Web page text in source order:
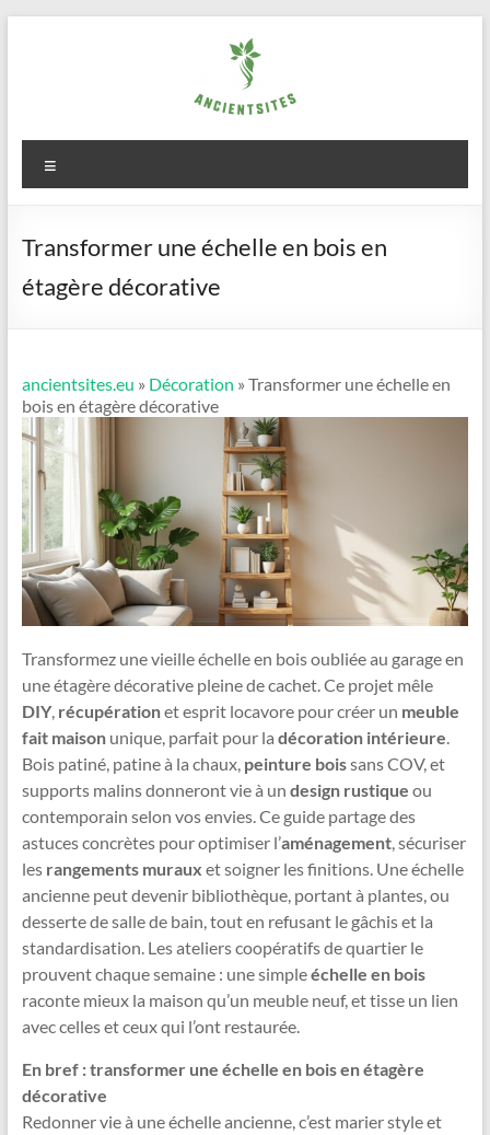
ancientsites.eu
Transformer une échelle en bois en
étagère décorative
ancientsites.eu » Décoration » Transformer une échelle en
bois en étagère décorative
Transformez une vieille échelle en bois oubliée au garage en
une étagère décorative pleine de cachet. Ce projet mêle
DIY, récupérationet esprit locavore pour créer un meuble
fait maisonunique, parfait pour la décoration intérieure.
Bois patiné, patine à la chaux, peinture boissans COV, et
supports malins donneront vie à un design rustique ou
contemporain selon vos envies. Ce guide partage des
astuces concrètes pour optimiser l’aménagement, sécuriser
les rangements muraux et soigner les finitions. Une échelle
ancienne peut devenir bibliothèque, portant à plantes, ou
desserte de salle de bain, tout en refusant le gâchis et la
standardisation. Les ateliers coopératifs de quartier le
prouvent chaque semaine : une simpleéchelle en bois
raconte mieux la maison qu’un meuble neuf, et tisse un lien
avec celles et ceux qui l’ont restaurée.
En bref : transformer une échelle en bois en étagère
décorative
Redonner vie à une échelle ancienne, c’est marier style et